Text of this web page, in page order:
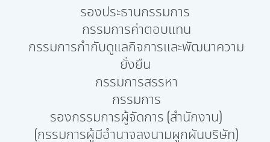
รองประธานกรรมการ
กรรมการค่าตอบแทน
กรรมการกำกับดูแลกิจการและพัฒนาความ
ยั่งยืน
กรรมการสรรหา
กรรมการ
รองกรรมการผู้จัดการ (สำนักงาน)
(กรรมการผู้มีอำนาจลงนามผูกผันบริษัท)